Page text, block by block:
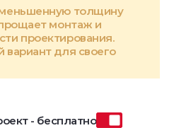
толщину
монтаж и
проектирования.
для своего
- бесплатно